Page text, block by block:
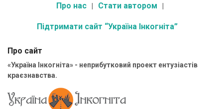
Про нас Стати автором
Підтримати сайт “Україна Інкогніта”
Про сайт
«Україна Інкогніта» - неприбутковий проект ентузіастів
краєзнавства.